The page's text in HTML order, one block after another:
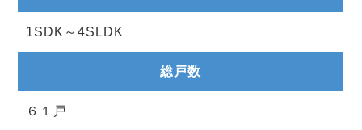
1SDK～4SLDK
総戸数
６１戸